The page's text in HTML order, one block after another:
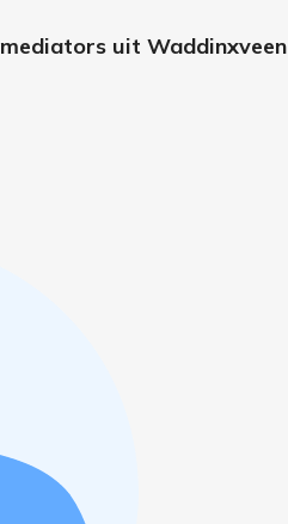
mediators uit Waddinxveen